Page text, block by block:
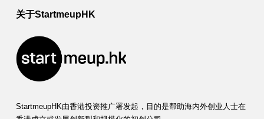
关于StartmeupHK
StartmeupHK由香港投资推广署发起，目的是帮助海内外创业人士在